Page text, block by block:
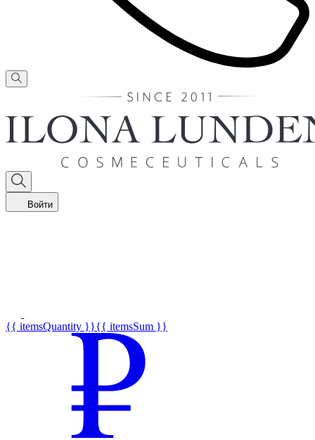
Войти
{{ itemsQuantity }}{{ itemsSum }}